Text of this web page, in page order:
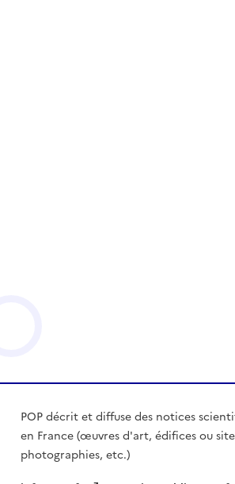
POP décrit et diffuse des notices
en France (œuvres d'art, édifices ou
photographies, etc.)